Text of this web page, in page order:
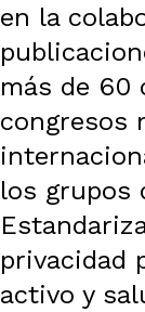
en la
más de 60
congresos
los grupos
privacidad
activo y